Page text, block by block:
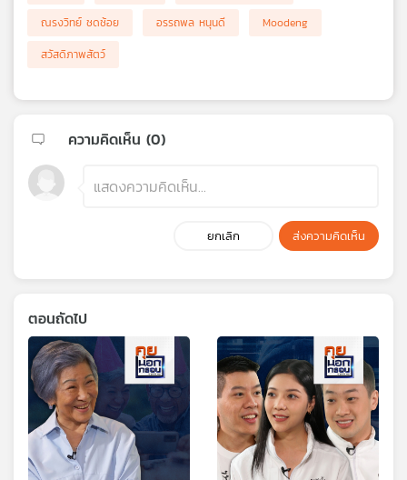
ณรงวิทย์ ชดช้อย
อรรถพล หนุนดี
Moodeng
สวัสดิภาพสัตว์
ความคิดเห็น (0)
ยกเลิก ส่งความคิดเห็น
ตอนถัดไป